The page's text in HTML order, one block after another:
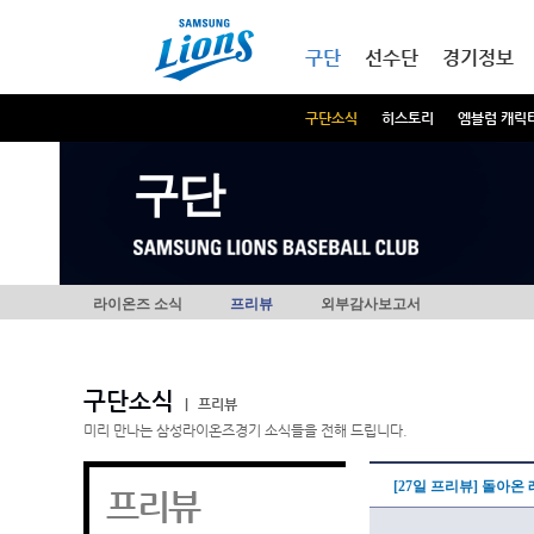
구단
구단소식 히스토리 엠블럼 캐릭
선수단 경기정보
구단
라이온즈 소식 프리뷰 외부감사보고서
구단소식
프리뷰
미리 만나는 삼성라이온즈경기 소식들을 전해 드립니다.
프리뷰 [27일 프리뷰] 돌아온